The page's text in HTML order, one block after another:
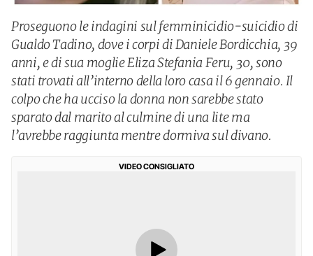
Proseguono le indagini sul femminicidio-suicidio di
Gualdo Tadino, dove i corpi di Daniele Bordicchia, 39
anni, e di sua moglie Eliza Stefania Feru, 30, sono
stati trovati all’interno della loro casa il 6 gennaio. Il
colpo che ha ucciso la donna non sarebbe stato
sparato dal marito al culmine di una lite ma
l’avrebbe raggiunta mentre dormiva sul divano.
VIDEO CONSIGLIATO